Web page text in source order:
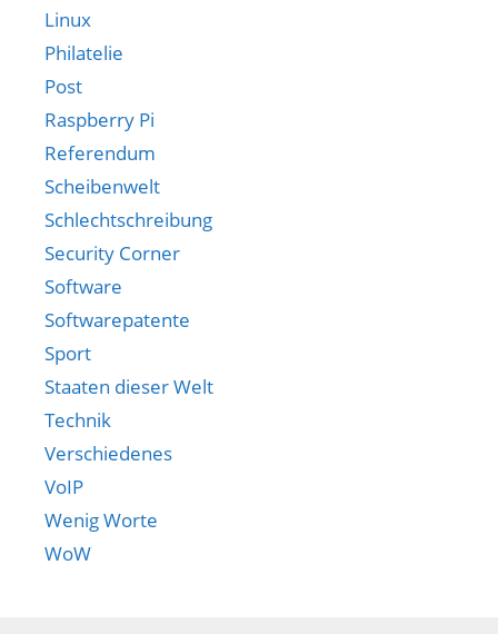
Linux
Philatelie
Post
Raspberry Pi
Referendum
Scheibenwelt
Schlechtschreibung
Security Corner
Software
Softwarepatente
Sport
Staaten dieser Welt
Technik
Verschiedenes
VoIP
Wenig Worte
WoW